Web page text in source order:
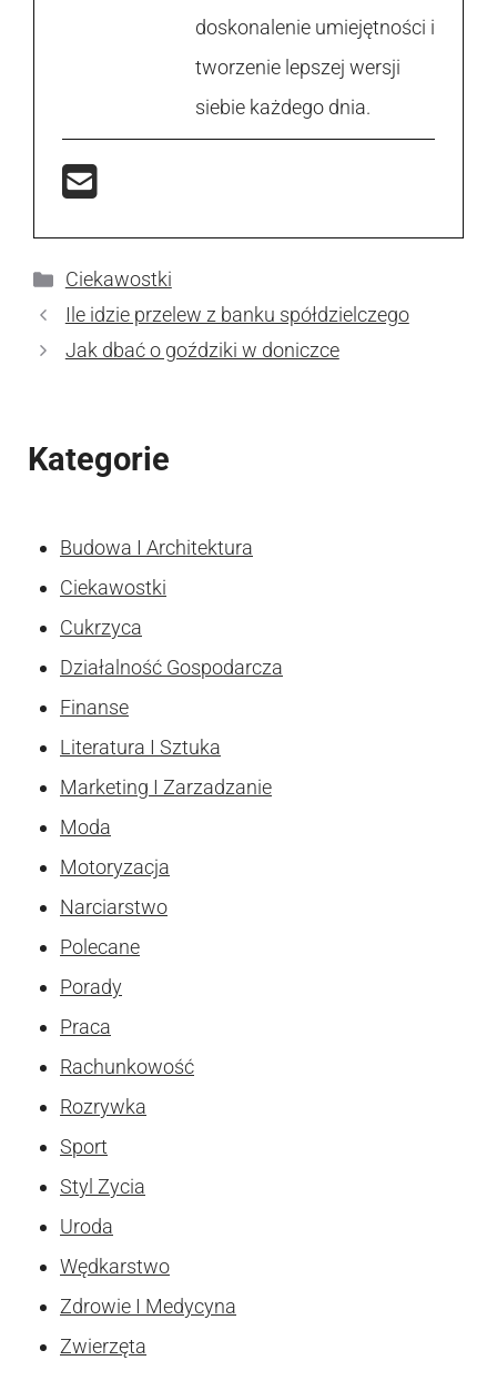
doskonalenie umiejętności i
tworzenie lepszej wersji
siebie każdego dnia.
Kategorie
Ciekawostki
Ile idzie przelew z banku spółdzielczego
Jak dbać o goździki w doniczce
Kategorie
Budowa I Architektura
Ciekawostki
Cukrzyca
Działalność Gospodarcza
Finanse
Literatura I Sztuka
Marketing I Zarzadzanie
Moda
Motoryzacja
Narciarstwo
Polecane
Porady
Praca
Rachunkowość
Rozrywka
Sport
Styl Zycia
Uroda
Wędkarstwo
Zdrowie I Medycyna
Zwierzęta